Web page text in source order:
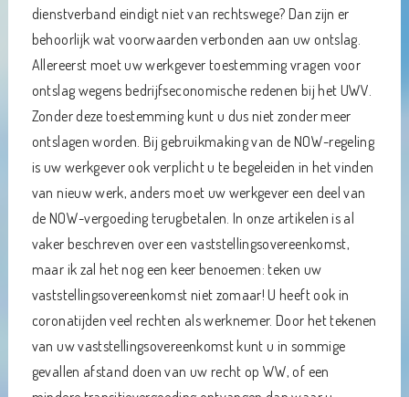
dienstverband eindigt niet van rechtswege? Dan zijn er
behoorlijk wat voorwaarden verbonden aan uw ontslag.
Allereerst moet uw werkgever toestemming vragen voor
ontslag wegens bedrijfseconomische redenen bij het UWV.
Zonder deze toestemming kunt u dus niet zonder meer
ontslagen worden. Bij gebruikmaking van de NOW-regeling
is uw werkgever ook verplicht u te begeleiden in het vinden
van nieuw werk, anders moet uw werkgever een deel van
de NOW-vergoeding terugbetalen. In onze artikelen is al
vaker beschreven over een vaststellingsovereenkomst,
maar ik zal het nog een keer benoemen: teken uw
vaststellingsovereenkomst niet zomaar! U heeft ook in
coronatijden veel rechten als werknemer. Door het tekenen
van uw vaststellingsovereenkomst kunt u in sommige
gevallen afstand doen van uw recht op WW, of een